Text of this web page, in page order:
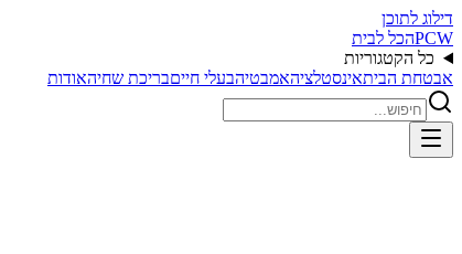
דילוג לתוכן
PCWהכל לבית
כל הקטגוריות
אבטחת הביתאינסטלציהאמבטיהבעלי חייםבריכת שחיהאודות